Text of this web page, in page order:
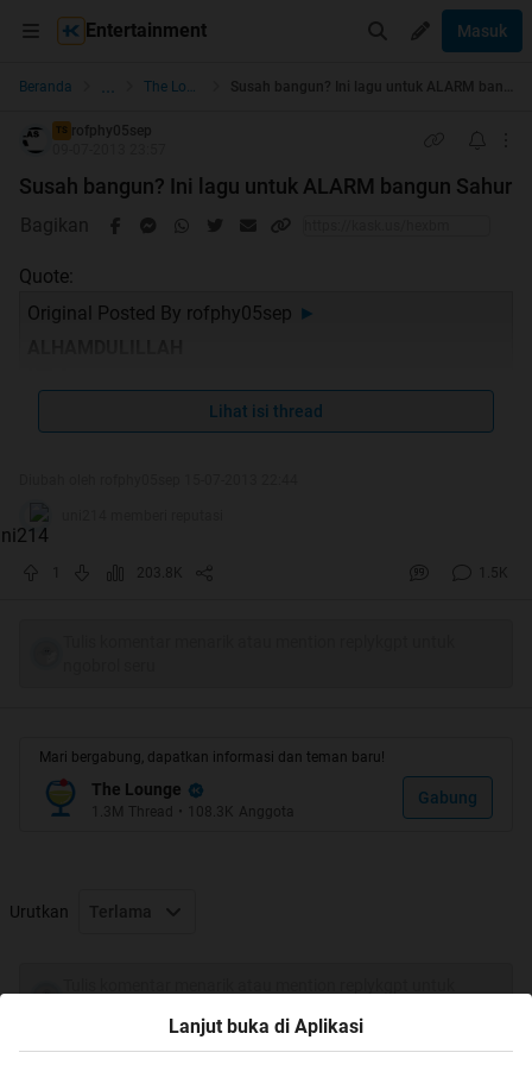
Entertainment Masuk
Beranda ... The Lounge
TS rofphy05sep
Susah bangun? Ini lagu untuk ALARM bangun Sahur
Bagikan
Quote:
Original Posted By rofphy05sep ►
TENGKYU BUAT SIAPAPUN YANG SUDAH MEMILIH
∂ΆN MENDUKUNG TRIT INI HINGGA JADI HOT
makasi buat yg udah ngasi ijo ijo ma abu abu...
Lihat isi thread
203.8K 1.5K
Mari bergabung, dapatkan informasi dan teman baru!
The Lounge
1.3M Thread • 108.3K Anggota
Gabung
Urutkan Terlama
Lanjut buka di Aplikasi